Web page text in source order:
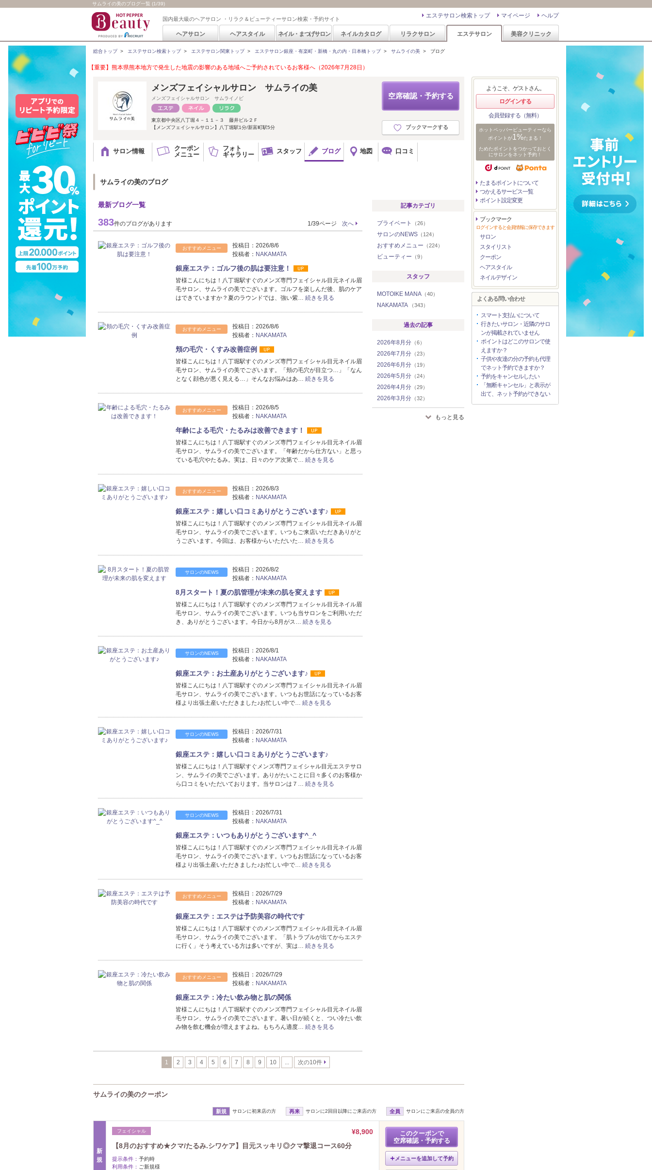
サムライの美のブログ一覧 (1/39)
国内最大級のヘアサロン ・リラク＆ビューティーサロン検索・予約サイト ヘルプ
マイページ
エステサロン検索トップ
ヘアサロン ヘアスタイル ネイル・まつげサロン ネイルカタログ リラクサロン エステサロン 美容クリニック
総合トップ> エステサロン検索トップ> エステサロン関東トップ> エステサロン銀座・有楽町・新橋・丸の内・日本橋トップ> サムライの美 > ブログ
【重要】熊本県熊本地方で発生した地震の影響のある地域へご予約されているお客様へ（2026年7月28日）
空席確認・予約する
ブックマークする
メンズフェイシャルサロン サムライの美
メンズフェイシャルサロン サムライノビ
東京都中央区八丁堀４－１１－３ 藤井ビル２Ｆ
【メンズフェイシャルサロン】八丁堀駅1分/新富町駅5分
サロン情報
クーポン
メニュー
フォト
ギャラリー
スタッフ ブログ 地図 口コミ
サムライの美のブログ
最新ブログ一覧
383件のブログがあります 1/39ページ 次へ
おすすめメニュー 投稿日： 2026/8/6
投稿者： NAKAMATA
銀座エステ：ゴルフ後の肌は要注意！
皆様こんにちは！八丁堀駅すぐのメンズ専門フェイシャル目元ネイル眉
毛サロン、サムライの美でございます。ゴルフを楽しんだ後、肌のケア
はできていますか？夏のラウンドでは、強い紫… 続きを見る
おすすめメニュー 投稿日： 2026/8/6
投稿者： NAKAMATA
頬の毛穴・くすみ改善症例
皆様こんにちは！八丁堀駅すぐのメンズ専門フェイシャル目元ネイル眉
毛サロン、サムライの美でございます。「頬の毛穴が目立つ…」「なん
となく顔色が悪く見える…」そんなお悩みはあ… 続きを見る
おすすめメニュー 投稿日： 2026/8/5
投稿者： NAKAMATA
年齢による毛穴・たるみは改善できます！
皆様こんにちは！八丁堀駅すぐのメンズ専門フェイシャル目元ネイル眉
毛サロン、サムライの美でございます。「年齢だから仕方ない」と思っ
ている毛穴やたるみ。実は、日々のケア次第で… 続きを見る
おすすめメニュー 投稿日： 2026/8/3
投稿者： NAKAMATA
銀座エステ：嬉しい口コミありがとうございます♪
皆様こんにちは！八丁堀駅すぐのメンズ専門フェイシャル目元ネイル眉
毛サロン、サムライの美でございます。いつもご来店いただきありがと
うございます。今回は、お客様からいただいた… 続きを見る
サロンのNEWS 投稿日： 2026/8/2
投稿者： NAKAMATA
8月スタート！夏の肌管理が未来の肌を変えます
皆様こんにちは！八丁堀駅すぐのメンズ専門フェイシャル目元ネイル眉
毛サロン、サムライの美でございます。いつも当サロンをご利用いただ
き、ありがとうございます。今日から8月がス… 続きを見る
サロンのNEWS 投稿日： 2026/8/1
投稿者： NAKAMATA
銀座エステ：お土産ありがとうございます♪
皆様こんにちは！八丁堀駅すぐのメンズ専門フェイシャル目元ネイル眉
毛サロン、サムライの美でございます。いつもお世話になっているお客
様より出張土産いただきました♪お忙しい中で… 続きを見る
サロンのNEWS 投稿日： 2026/7/31
投稿者： NAKAMATA
銀座エステ：嬉しい口コミありがとうございます♪
皆様こんにちは！八丁堀駅すぐメンズ専門フェイシャル目元エステサロ
ン、サムライの美でございます。ありがたいことに日々多くのお客様か
ら口コミをいただいております。当サロンは７… 続きを見る
サロンのNEWS 投稿日： 2026/7/31
投稿者： NAKAMATA
銀座エステ：いつもありがとうございます^_^
皆様こんにちは！八丁堀駅すぐのメンズ専門フェイシャル目元ネイル眉
毛サロン、サムライの美でございます。いつもお世話になっているお客
様より出張土産いただきました♪お忙しい中で… 続きを見る
おすすめメニュー 投稿日： 2026/7/29
投稿者： NAKAMATA
銀座エステ：エステは予防美容の時代です
皆様こんにちは！八丁堀駅すぐのメンズ専門フェイシャル目元ネイル眉
毛サロン、サムライの美でございます。「肌トラブルが出てからエステ
に行く」そう考えている方は多いですが、実は… 続きを見る
おすすめメニュー 投稿日： 2026/7/29
投稿者： NAKAMATA
銀座エステ：冷たい飲み物と肌の関係
皆様こんにちは！八丁堀駅すぐのメンズ専門フェイシャル目元ネイル眉
毛サロン、サムライの美でございます。暑い日が続くと、つい冷たい飲
み物を飲む機会が増えますよね。もちろん適度… 続きを見る
1 2 3 4 5 6 7 8 9 10 次の10件
記事カテゴリ
プライベート （26）
サロンのNEWS （124）
おすすめメニュー （224）
ビューティー （9）
スタッフ
MOTOIKE MANA （40）
NAKAMATA （343）
過去の記事
2026年8月分 （6）
2026年7月分 （23）
2026年6月分 （19）
2026年5月分 （24）
2026年4月分 （29）
2026年3月分 （32）
2026年2月分（27）
（35） もっと見る
サムライの美のクーポン
新規 サロンに初来店の方 再来 サロンに2回目以降にご来店の方 全員 サロンにご来店の全員の方
新
規
フェイシャル
¥8,900
【8月のおすすめ★クマ/たるみ.シワケア】目元スッキリ◎クマ撃退コース60分
提示条件： 予約時
利用条件： ご新規様
このクーポンで
空席確認・予約する
メニューを追加して予約
ようこそ、ゲストさん。
ログインする
会員登録する（無料）
ホットペッパービューティーなら
ポイントが1%たまる！
ためたポイントをつかっておとく
にサロンをネット予約！
たまるポイントについて
つかえるサービス一覧
ポイント設定変更
ブックマーク
ログインすると会員情報に保存できます
サロン
スタイリスト
クーポン
ヘアスタイル
ネイルデザイン
よくある問い合わせ
スマート支払いについて
行きたいサロン・近隣のサロ
ンが掲載されていません
ポイントはどこのサロンで使
えますか？
子供や友達の分の予約も代理
でネット予約できますか？
予約をキャンセルしたい
「無断キャンセル」と表示が
出て、ネット予約ができない